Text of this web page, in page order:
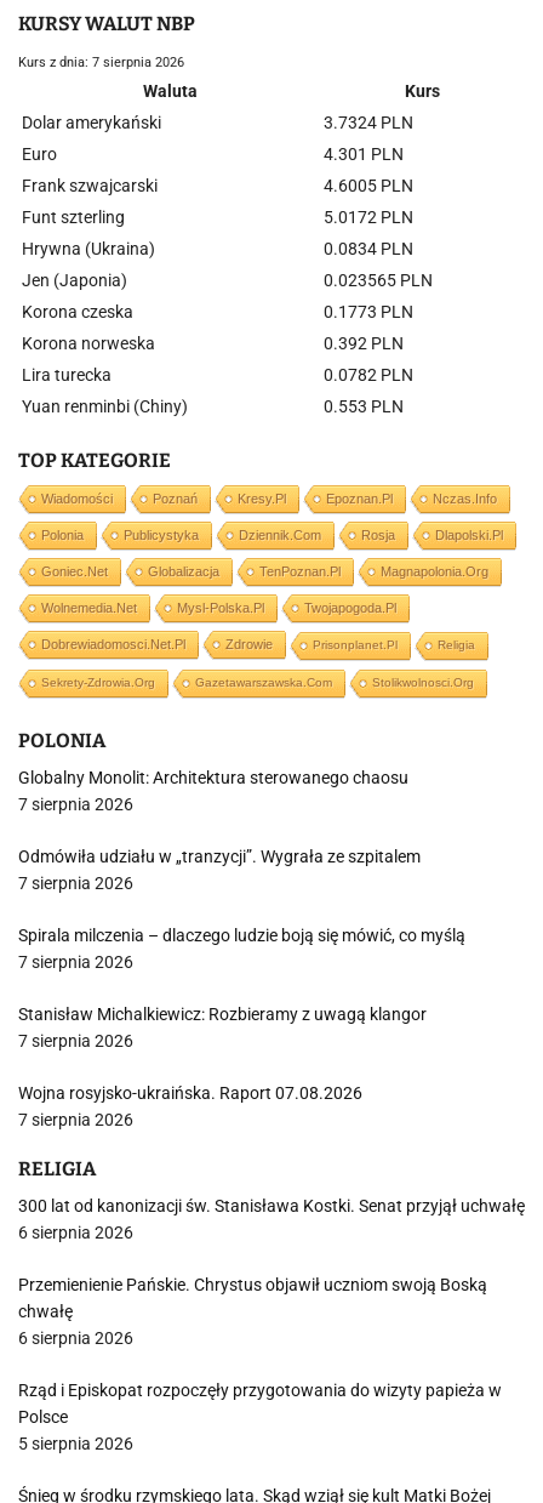
KURSY WALUT NBP
Kurs z dnia: 7 sierpnia 2026
Waluta
Kurs
Dolar amerykański
3.7324 PLN
Euro
4.301 PLN
Frank szwajcarski
4.6005 PLN
Funt szterling
5.0172 PLN
Hrywna (Ukraina)
0.0834 PLN
Jen (Japonia)
0.023565 PLN
Korona czeska
0.1773 PLN
Korona norweska
0.392 PLN
Lira turecka
0.0782 PLN
Yuan renminbi (Chiny)
0.553 PLN
TOP KATEGORIE
Wiadomości Poznań Kresy.pl Epoznan.pl Nczas.info
Polonia Publicystyka Dziennik.com Rosja Dlapolski.pl
Goniec.net Globalizacja TenPoznan.pl Magnapolonia.org
Wolnemedia.net Mysl-Polska.pl Twojapogoda.pl
Dobrewiadomosci.net.pl Zdrowie Prisonplanet.pl Religia
Sekrety-Zdrowia.org Gazetawarszawska.com Stolikwolnosci.org
POLONIA
Globalny Monolit: Architektura sterowanego chaosu
7 sierpnia 2026
Odmówiła udziału w „tranzycji”. Wygrała ze szpitalem
7 sierpnia 2026
Spirala milczenia – dlaczego ludzie boją się mówić, co myślą
7 sierpnia 2026
Stanisław Michalkiewicz: Rozbieramy z uwagą klangor
7 sierpnia 2026
Wojna rosyjsko-ukraińska. Raport 07.08.2026
7 sierpnia 2026
RELIGIA
300 lat od kanonizacji św. Stanisława Kostki. Senat przyjął uchwałę
6 sierpnia 2026
Przemienienie Pańskie. Chrystus objawił uczniom swoją Boską
chwałę
6 sierpnia 2026
Rząd i Episkopat rozpoczęły przygotowania do wizyty papieża w
Polsce
5 sierpnia 2026
Śnieg w środku rzymskiego lata. Skąd wziął się kult Matki Bożej